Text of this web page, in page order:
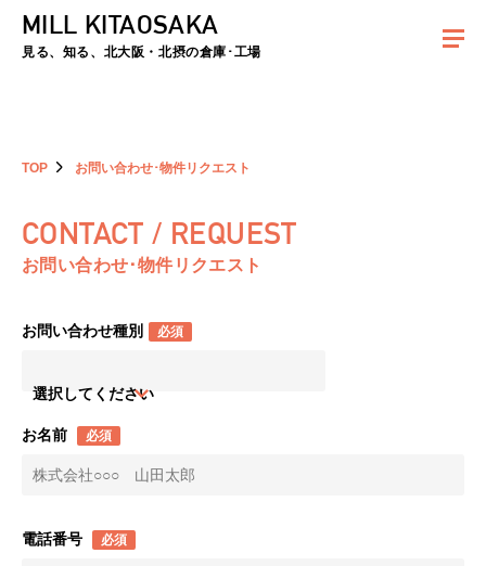
夏季休暇のお知らせ：2026年8月8日(土)～8月16日(日)まで休業とさせていた
MILL KITAOSAKA
見る、知る、北大阪・北摂の倉庫･工場
TOP お問い合わせ･物件リクエスト
CONTACT / REQUEST
お問い合わせ･物件リクエスト
お問い合わせ種別 必須
選択してください
お名前 必須
電話番号 必須